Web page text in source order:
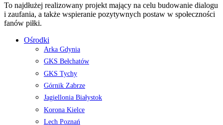
To najdłużej realizowany projekt mający na celu budowanie dialogu
i zaufania, a także wspieranie pozytywnych postaw w społeczności
fanów piłki.
Ośrodki
Arka Gdynia
GKS Bełchatów
GKS Tychy
Górnik Zabrze
Jagiellonia Białystok
Korona Kielce
Lech Poznań